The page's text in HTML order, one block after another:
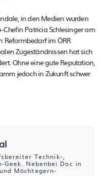
in den Medien wurden
Patricia Schlesinger am
Reformbedarf im ÖRR
Zugeständnissen hat sich
Ohne eine gute Reputation,
jedoch in Zukunft schwer
Technik-,
Geek. Nebenbei Doc in
Möchtegern-